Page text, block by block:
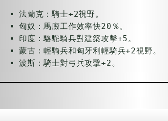
法蘭克：騎士+2視野。
匈奴：馬廄工作效率快20％。
印度：駱駝騎兵對建築攻擊+5。
蒙古：輕騎兵和匈牙利輕騎兵+2視野。
波斯：騎士對弓兵攻擊+2。